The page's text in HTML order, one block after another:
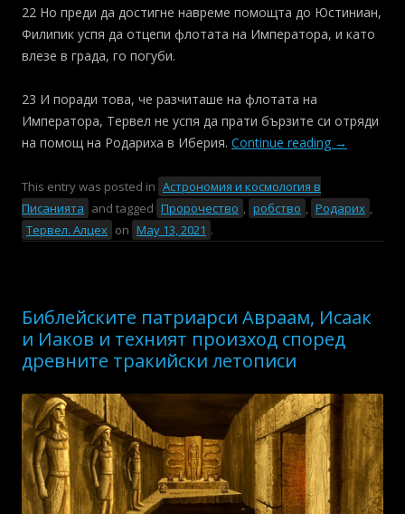
22 Но преди да достигне навреме помощта до Юстиниан,
Филипик успя да отцепи флотата на Императора, и като
влезе в града, го погуби.
23 И поради това, че разчиташе на флотата на
Императора, Тервел не успя да прати бързите си отряди
на помощ на Родариха в Иберия. Continue reading →
This entry was posted in Астрономия и космология в
Писанията and tagged Пророчество , робство , Родарих ,
Тервел. Алцех on May 13, 2021 .
Библейските патриарси Авраам, Исаак
и Иаков и техният произход според
древните тракийски летописи